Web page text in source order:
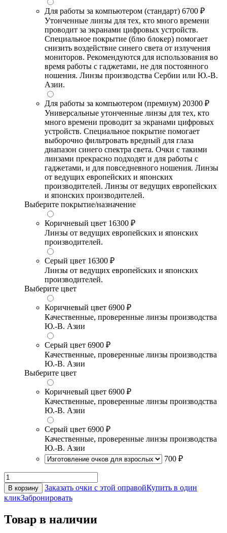
Для работы за компьютером (стандарт) 6700 ₽
Утонченные линзы для тех, кто много времени
проводит за экранами цифровых устройств.
Специальное покрытие (блю блокер) помогает
снизить воздействие синего света от излучения
мониторов. Рекомендуются для использования во
время работы с гаджетами, не для постоянного
ношения. Линзы производства Сербии или Ю.-В.
Азии.
Для работы за компьютером (премиум) 20300 ₽
Универсальные утонченные линзы для тех, кто
много времени проводит за экранами цифровых
устройств. Специальное покрытие помогает
выборочно фильтровать вредный для глаза
диапазон синего спектра света. Очки с такими
линзами прекрасно подходят и для работы с
гаджетами, и для повседневного ношения. Линзы
от ведущих европейских и японских
производителей. Линзы от ведущих европейских
и японских производителей.
Выберите покрытие/назначение
Коричневый цвет 16300 ₽
Линзы от ведущих европейских и японских
производителей.
Серый цвет 16300 ₽
Линзы от ведущих европейских и японских
производителей.
Выберите цвет
Коричневый цвет 6900 ₽
Качественные, проверенные линзы производства
Ю.-В. Азии
Серый цвет 6900 ₽
Качественные, проверенные линзы производства
Ю.-В. Азии
Выберите цвет
Коричневый цвет 6900 ₽
Качественные, проверенные линзы производства
Ю.-В. Азии
Серый цвет 6900 ₽
Качественные, проверенные линзы производства
Ю.-В. Азии
700 ₽
В корзину Заказать очки с этой оправойКупить в один
кликЗабронировать
Товар в наличии